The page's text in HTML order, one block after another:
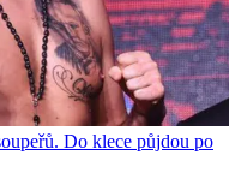
Do klece půjdou po